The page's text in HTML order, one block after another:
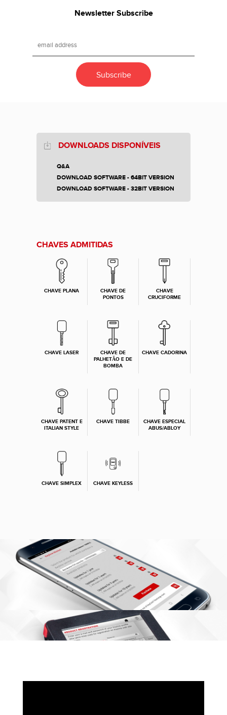
Newsletter Subscribe
DOWNLOADS DISPONÍVEIS
Q&A
DOWNLOAD SOFTWARE - 64BIT VERSION
DOWNLOAD SOFTWARE - 32BIT VERSION
CHAVES ADMITIDAS
CHAVE PLANA
CHAVE DE
PONTOS
CHAVE
CRUCIFORME
CHAVE LASER
CHAVE DE
PALHETĂO E DE
BOMBA
CHAVE CADORINA
CHAVE PATENT E
ITALIAN STYLE
CHAVE TIBBE
CHAVE ESPECIAL
ABUS/ABLOY
CHAVE SIMPLEX CHAVE KEYLESS